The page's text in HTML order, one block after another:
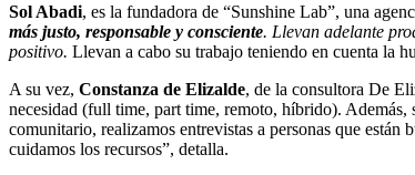
Sol Abadi, es la fundadora de “Sunshine Lab”, una
más justo, responsable y consciente. Llevan adelante
positivo. Llevan a cabo su trabajo teniendo en cuenta la
A su vez, Constanza de Elizalde, de la consultora De
necesidad (full time, part time, remoto, híbrido). Además,
comunitario, realizamos entrevistas a personas que
cuidamos los recursos”, detalla.